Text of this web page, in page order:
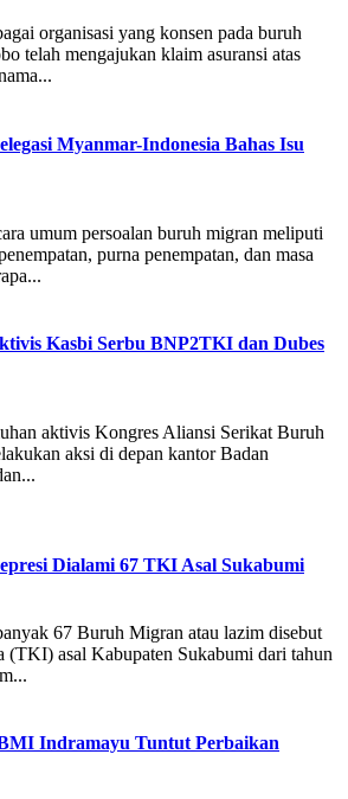
organisasi yang konsen pada buruh
telah mengajukan klaim asuransi atas
Myanmar-Indonesia Bahas Isu
umum persoalan buruh migran meliputi
purna penempatan, dan masa
Kasbi Serbu BNP2TKI dan Dubes
aktivis Kongres Aliansi Serikat Buruh
aksi di depan kantor Badan
Dialami 67 TKI Asal Sukabumi
67 Buruh Migran atau lazim disebut
(TKI) asal Kabupaten Sukabumi dari tahun
Indramayu Tuntut Perbaikan